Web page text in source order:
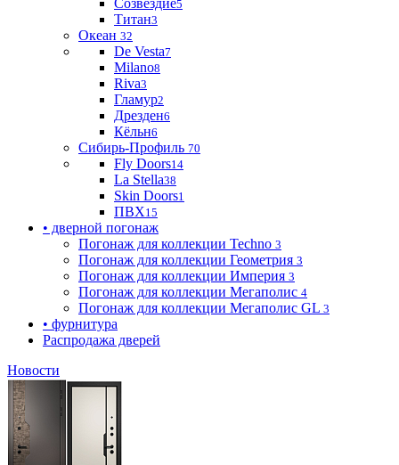
Созвездие5
Титан3
Океан 32
De Vesta7
Milano8
Riva3
Гламур2
Дрезден6
Кёльн6
Сибирь-Профиль 70
Fly Doors14
La Stella38
Skin Doors1
ПВХ15
• дверной погонаж
Погонаж для коллекции Techno 3
Погонаж для коллекции Геометрия 3
Погонаж для коллекции Империя 3
Погонаж для коллекции Мегаполис 4
Погонаж для коллекции Мегаполис GL 3
• фурнитура
Распродажа дверей
Новости